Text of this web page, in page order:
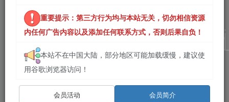
12去广告绿色精简版 / Thunder
v26.0.91.1602 测试版，极速下载+智
能云盘，解锁4K边下边播与无广告纯
Windows资源 # 实用工具
2026年8月5日 23:38
植物大战僵尸杂交版 v3.17.0 / 植物大
战僵尸杂交版重制版 v0.25.5 电脑版
戏窗口放大等工具！
2026年8月5日 23:33 476
重要提示：第三方行为均与本站无关，切勿相信资源
内任何广告内容以及添加任何联系方式，否则后果自负！
本站不在中国大陆，部分地区可能加载缓慢，建议使
用谷歌浏览器访问！
会员活动
会员简介